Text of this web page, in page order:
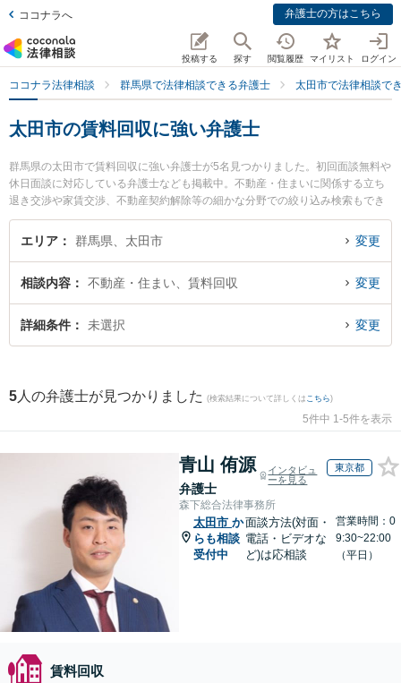
ココナラへ 弁護士の方はこちら
投稿する 探す 閲覧履歴 マイリスト ログイン
ココナラ法律相談 群馬県で法律相談できる弁護士 太田市で法律相談で
太田市の賃料回収に強い弁護士
群馬県の太田市で賃料回収に強い弁護士が5名見つかりました。初回面談無料や
休日面談に対応している弁護士なども掲載中。不動産・住まいに関係する立ち
退き交渉や家賃交渉、不動産契約解除等の細かな分野での絞り込み検索もでき
便利です。特にきらら法律事務所の木村 就一弁護士や村山準一法律事務所の村
山 準一弁護士、ネクスパート法律事務所 高崎オフィス太田支部の北澤 彩子弁
い』『賃料回収のトラブル解決の実績豊富な近くの弁護士を検索したい』『初
回相談無料で賃料回収を法律相談できる太田市内の弁護士に相談予約したい』
などでお困りの相談者さんにおすすめです。
エリア 群馬県、太田市 変更
相談内容 不動産・住まい、賃料回収 変更
詳細条件 未選択 変更
5 人の弁護士が見つかりました (検索結果について詳しくは こちら)
5件中 1-5件を表示
青山 侑源
弁護士
インタビュ
ーを見る
東京都
森下総合法律事務所
太田市 か
らも相談
受付中
面談方法(対面・
電話・ビデオな
ど)は応相談
営業時間：0
9:30~22:00
（平日）
賃料回収